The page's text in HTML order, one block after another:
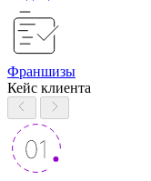
Франшизы
Кейс клиента